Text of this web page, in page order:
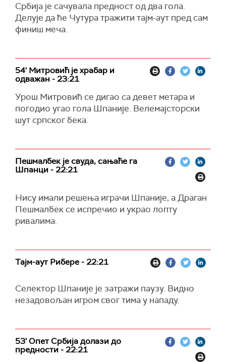
Србија је сачувала предност од два гола.
Делује да ће Чутура тражити тајм-аут пред сам
финиш меча.
54' Митровић је храбар и
одважан - 23:21
Урош Митровић се дигао са девет метара и
погодио угао гола Шпаније. Велемајсторски
шут српског бека.
Пешмалбек је свуда, сањаће га
Шпанци - 22:21
Нису имали решења играчи Шпаније, а Драган
Пешмалбек се испречио и украо лопту
ривалима.
Тајм-аут Рибере - 22:21
Селектор Шпаније је затражи паузу. Видно
незадовољан игром свог тима у нападу.
53' Опет Србија долази до
предности - 22:21